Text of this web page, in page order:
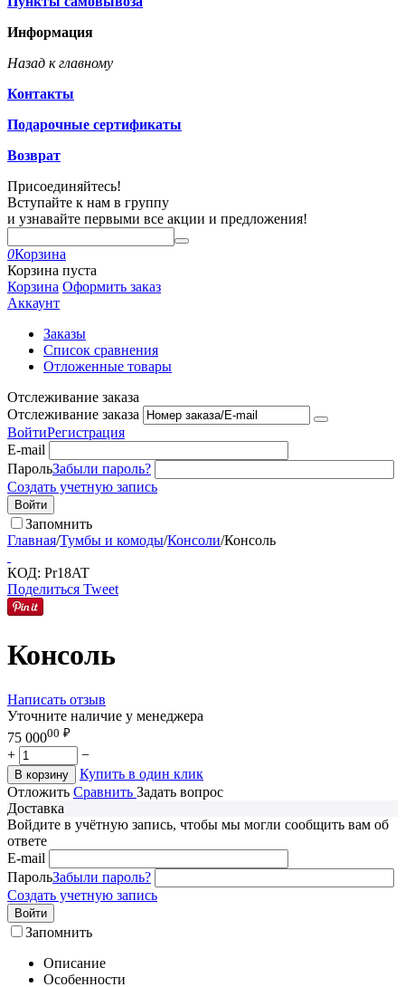
Информация
Назад к главному
Контакты
Подарочные сертификаты
Возврат
Присоединяйтесь!
Вступайте к нам в группу
и узнавайте первыми все акции и предложения!
0Корзина
Корзина пуста
Корзина Оформить заказ
Аккаунт
Заказы
Список сравнения
Отложенные товары
Отслеживание заказа
Отслеживание заказа
ВойтиРегистрация
E-mail
ПарольЗабыли пароль?
Создать учетную запись
Войти
Запомнить
Главная/Тумбы и комоды/Консоли/Консоль
КОД: Pr18AT
Поделиться Tweet
Консоль
Написать отзыв
Уточните наличие у менеджера
75 00000 ₽
+ −
В корзину
Купить в один клик
Отложить Сравнить Задать вопрос
Доставка
Войдите в учётную запись, чтобы мы могли сообщить вам об
ответе
E-mail
ПарольЗабыли пароль?
Создать учетную запись
Войти
Запомнить
Описание
Особенности